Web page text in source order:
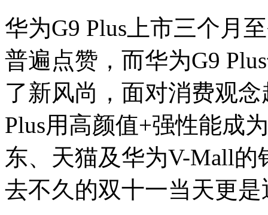
华为G9 Plus上市三个月
普遍点赞，而华为G9
了新风尚，面对消费观
Plus用高颜值+强性能成
东、天猫及华为V-Mall
去不久的双十一当天更